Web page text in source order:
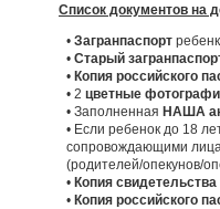
Список документов на
• Загранпаспорт
• Старый
• Копия российского
• 2 цветные
• Заполненная НАША
• Если ребенок до 18
сопровождающими
(родителей/опекунов/
• Копия свидетельства
• Копия российского